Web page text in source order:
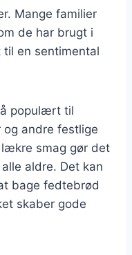
Mange familier
de har brugt i
til en sentimental
populært til
andre festlige
lækre smag gør det
aldre. Det kan
bage fedtebrød
skaber gode